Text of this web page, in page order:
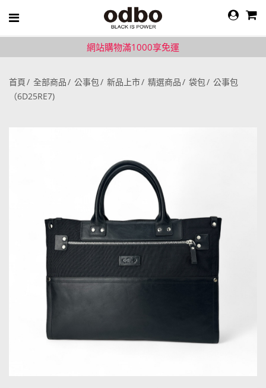
網站購物滿1000享免運
首頁 全部商品 公事包 新品上市 精選商品 袋包
公事包
（6D25RE7)